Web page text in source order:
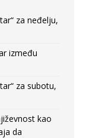
za neđelju,
između
za subotu,
kao
da